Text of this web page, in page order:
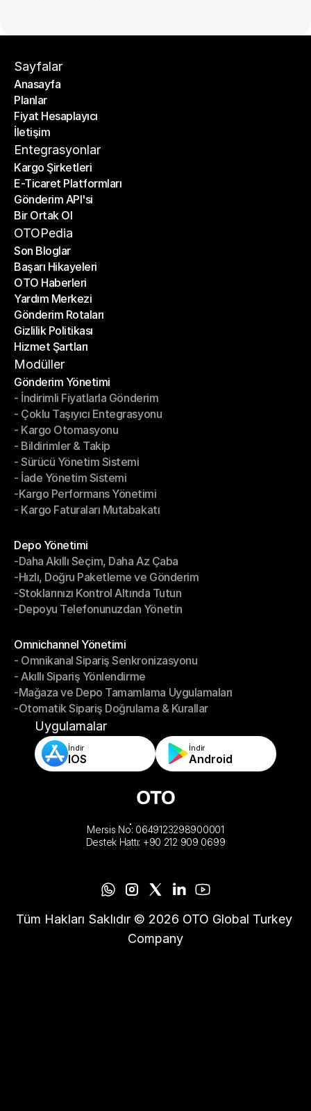
Sayfalar
Anasayfa
Anasayfa
Planlar
Planlar
Fiyat Hesaplayıcı
Fiyat Hesaplayıcı
İletişim
İletişim
Entegrasyonlar
Kargo Şirketleri
Kargo Şirketleri
E-Ticaret Platformları
E-Ticaret Platformları
Gönderim API'si
Gönderim API'si
Bir Ortak Ol
Bir Ortak Ol
OTOPedia
Son Bloglar
Son Bloglar
Başarı Hikayeleri
Başarı Hikayeleri
OTO Haberleri
OTO Haberleri
Yardım Merkezi
Yardım Merkezi
Gönderim Rotaları
Gönderim Rotaları
Gizlilik Politikası
Gizlilik Politikası
Hizmet Şartları
Hizmet Şartları
Modüller
Gönderim Yönetimi
Gönderim Yönetimi
- İndirimli Fiyatlarla Gönderim
- İndirimli Fiyatlarla Gönderim
- Çoklu Taşıyıcı Entegrasyonu
- Çoklu Taşıyıcı Entegrasyonu
- Kargo Otomasyonu
- Kargo Otomasyonu
- Bildirimler & Takip
- Bildirimler & Takip
- Sürücü Yönetim Sistemi
- Sürücü Yönetim Sistemi
- İade Yönetim Sistemi
- İade Yönetim Sistemi
-Kargo Performans Yönetimi
-Kargo Performans Yönetimi
- Kargo Faturaları Mutabakatı
Depo Yönetimi
Depo Yönetimi
-Daha Akıllı Seçim, Daha Az Çaba
-Daha Akıllı Seçim, Daha Az Çaba
-Hızlı, Doğru Paketleme ve Gönderim
-Hızlı, Doğru Paketleme ve Gönderim
-Stoklarınızı Kontrol Altında Tutun
-Stoklarınızı Kontrol Altında Tutun
-Depoyu Telefonunuzdan Yönetin
Omnichannel Yönetimi
Omnichannel Yönetimi
- Omnikanal Sipariş Senkronizasyonu
- Omnikanal Sipariş Senkronizasyonu
- Akıllı Sipariş Yönlendirme
- Akıllı Sipariş Yönlendirme
-Mağaza ve Depo Tamamlama Uygulamaları
-Mağaza ve Depo Tamamlama Uygulamaları
-Otomatik Sipariş Doğrulama & Kurallar
-Otomatik Sipariş Doğrulama & Kurallar
Uygulamalar
İndir
IOS
İndir
Android
Mersis No: 0649123298900001
Destek Hattı: +90 212 909 0699
Tüm Hakları Saklıdır © 2026 OTO Global Turkey
Company